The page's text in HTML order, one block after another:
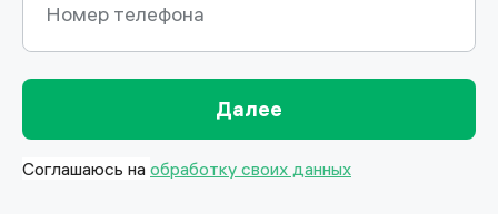
Номер телефона
Далее
Соглашаюсь на обработку своих данных